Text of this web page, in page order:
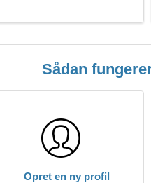
Sådan
Opret en ny profil